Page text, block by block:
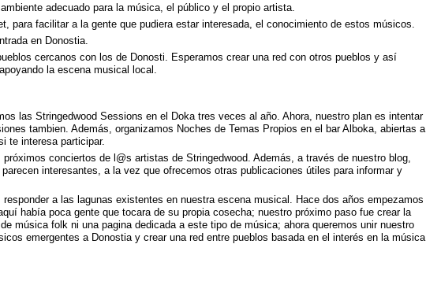
adecuado para la música, el público y el propio artista.
facilitar a la gente que pudiera estar interesada, el conocimiento de estos músicos.
en Donostia.
cercanos con los de Donosti. Esperamos crear una red con otros pueblos y así
la escena musical local.
las Stringedwood Sessions en el Doka tres veces al año. Ahora, nuestro plan es intentar
tambien. Además, organizamos Noches de Temas Propios en el bar Alboka, abiertas a
te interesa participar.
conciertos de l@s artistas de Stringedwood. Además, a través de nuestro blog,
interesantes, a la vez que ofrecemos otras publicaciones útiles para informar y
a las lagunas existentes en nuestra escena musical. Hace dos años empezamos
había poca gente que tocara de su propia cosecha; nuestro próximo paso fue crear la
música folk ni una pagina dedicada a este tipo de música; ahora queremos unir nuestro
emergentes a Donostia y crear una red entre pueblos basada en el interés en la música